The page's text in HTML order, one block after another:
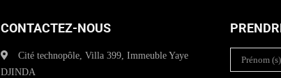
CONTACTEZ-NOUS
Cité technopôle, Villa 399, Immeuble Yaye
DJINDA